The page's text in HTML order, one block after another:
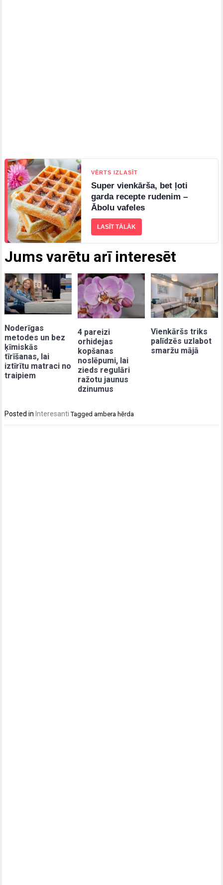
Jums varētu arī interesēt
Noderīgas
metodes un bez
ķīmiskās
tīrīšanas, lai
iztīrītu matraci no
traipiem
4 pareizi
orhidejas
kopšanas
noslēpumi, lai
zieds regulāri
ražotu jaunus
dzinumus
Vienkāršs triks
palīdzēs uzlabot
smaržu mājā
VĒRTS IZLASĪT
Super vienkārša, bet ļoti
garda recepte rudenim –
Ābolu vafeles
LASĪT TĀLĀK
Posted in Interesanti Taggedambera hērda